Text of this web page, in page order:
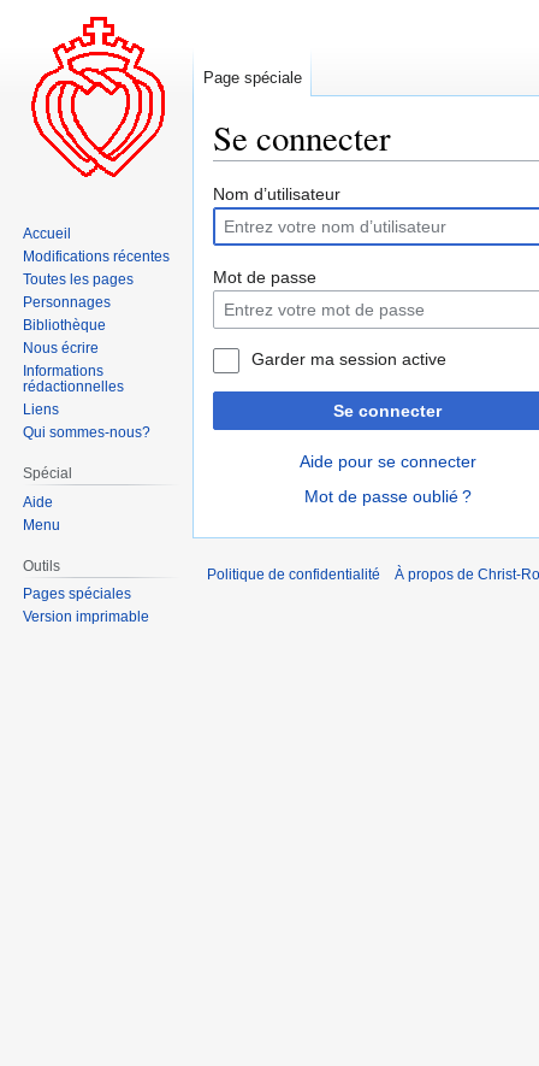
Se connecter
Aller
la
navigation
Aller
la
recherche
Nom d’utilisateur
Mot de passe
Garder ma session active
Se connecter
Aide pour se connecter
Mot de passe oublié ?
Page spéciale
Accueil
Modifications récentes
Toutes les pages
Personnages
Bibliothèque
Nous écrire
Informations
rédactionnelles
Liens
Qui sommes-nous?
Spécial
Aide
Menu
Outils
Pages spéciales
Version imprimable
Politique de confidentialité À propos de Christ-